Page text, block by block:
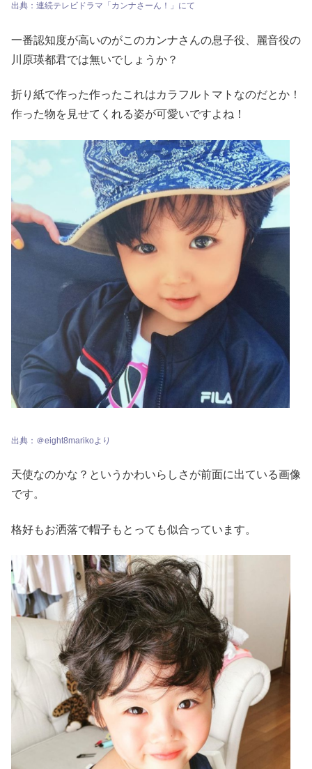
出典：連続テレビドラマ「カンナさーん！」にて
一番認知度が高いのがこのカンナさんの息子役、麗音役の
川原瑛都君では無いでしょうか？
折り紙で作った作ったこれはカラフルトマトなのだとか！
作った物を見せてくれる姿が可愛いですよね！
出典：＠eight8marikoより
天使なのかな？というかわいらしさが前面に出ている画像
です。
格好もお洒落で帽子もとっても似合っています。